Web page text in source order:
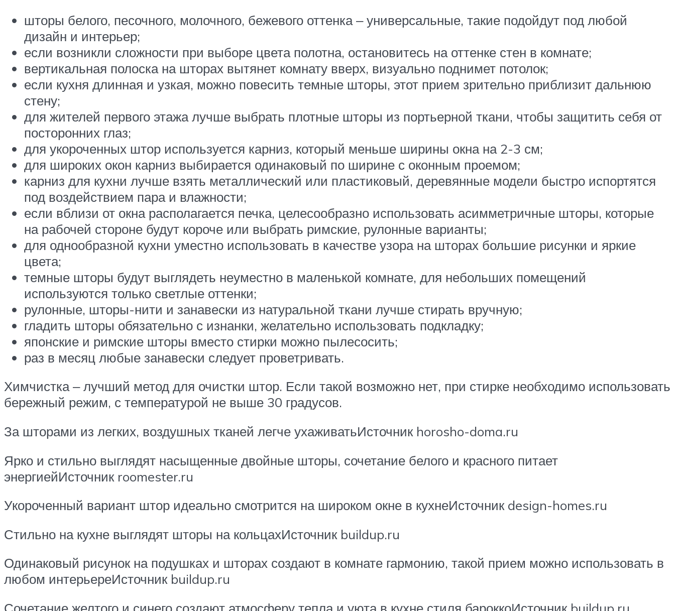
шторы белого, песочного, молочного, бежевого оттенка ‒ универсальные, такие подойдут под любой
дизайн и интерьер;
если возникли сложности при выборе цвета полотна, остановитесь на оттенке стен в комнате;
вертикальная полоска на шторах вытянет комнату вверх, визуально поднимет потолок;
если кухня длинная и узкая, можно повесить темные шторы, этот прием зрительно приблизит дальнюю
стену;
для жителей первого этажа лучше выбрать плотные шторы из портьерной ткани, чтобы защитить себя от
посторонних глаз;
для укороченных штор используется карниз, который меньше ширины окна на 2-3 см;
для широких окон карниз выбирается одинаковый по ширине с оконным проемом;
карниз для кухни лучше взять металлический или пластиковый, деревянные модели быстро испортятся
под воздействием пара и влажности;
если вблизи от окна располагается печка, целесообразно использовать асимметричные шторы, которые
на рабочей стороне будут короче или выбрать римские, рулонные варианты;
для однообразной кухни уместно использовать в качестве узора на шторах большие рисунки и яркие
цвета;
темные шторы будут выглядеть неуместно в маленькой комнате, для небольших помещений
используются только светлые оттенки;
рулонные, шторы-нити и занавески из натуральной ткани лучше стирать вручную;
гладить шторы обязательно с изнанки, желательно использовать подкладку;
японские и римские шторы вместо стирки можно пылесосить;
раз в месяц любые занавески следует проветривать.
Химчистка ‒ лучший метод для очистки штор. Если такой возможно нет, при стирке необходимо использовать
бережный режим, с температурой не выше 30 градусов.
За шторами из легких, воздушных тканей легче ухаживатьИсточник horosho-doma.ru
Ярко и стильно выглядят насыщенные двойные шторы, сочетание белого и красного питает
энергиейИсточник roomester.ru
Укороченный вариант штор идеально смотрится на широком окне в кухнеИсточник design-homes.ru
Стильно на кухне выглядят шторы на кольцахИсточник buildup.ru
Одинаковый рисунок на подушках и шторах создают в комнате гармонию, такой прием можно использовать в
любом интерьереИсточник buildup.ru